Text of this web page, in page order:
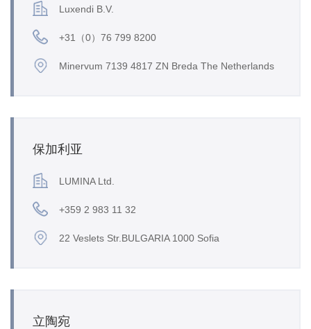
Luxendi B.V.
+31（0）76 799 8200
Minervum 7139 4817 ZN Breda The Netherlands
保加利亚
LUMINA Ltd.
+359 2 983 11 32
22 Veslets Str.BULGARIA 1000 Sofia
立陶宛